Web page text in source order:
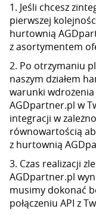
1. Jeśli chcesz
pierwszej
hurtownią
z asortymentem
2. Po otrzymaniu
naszym działem
warunki
AGDpartner.pl w
integracji w
równowartością
z hurtownią
3. Czas realizacji
AGDpartner.pl
musimy dokonać
połączeniu API z